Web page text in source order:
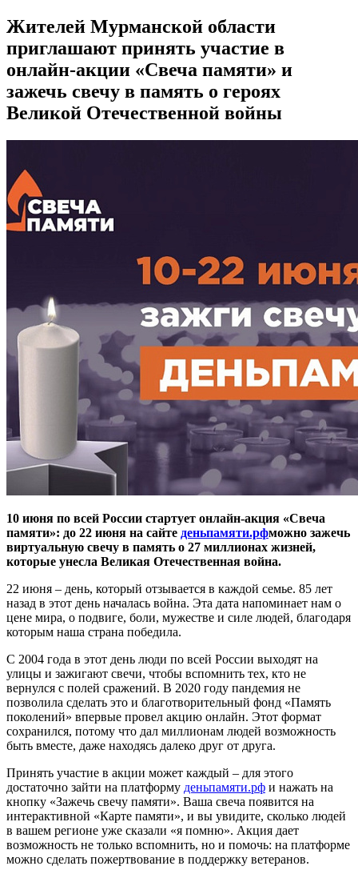
Жителей Мурманской области
приглашают принять участие в
онлайн-акции «Свеча памяти» и
зажечь свечу в память о героях
Великой Отечественной войны
10 июня по всей России стартует онлайн-акция «Свеча
памяти»: до 22 июня на сайте деньпамяти.рфможно зажечь
виртуальную свечу в память о 27 миллионах жизней,
которые унесла Великая Отечественная война.
22 июня – день, который отзывается в каждой семье. 85 лет
назад в этот день началась война. Эта дата напоминает нам о
цене мира, о подвиге, боли, мужестве и силе людей, благодаря
которым наша страна победила.
С 2004 года в этот день люди по всей России выходят на
улицы и зажигают свечи, чтобы вспомнить тех, кто не
вернулся с полей сражений. В 2020 году пандемия не
позволила сделать это и благотворительный фонд «Память
поколений» впервые провел акцию онлайн. Этот формат
сохранился, потому что дал миллионам людей возможность
быть вместе, даже находясь далеко друг от друга.
Принять участие в акции может каждый – для этого
достаточно зайти на платформу деньпамяти.рф и нажать на
кнопку «Зажечь свечу памяти». Ваша свеча появится на
интерактивной «Карте памяти», и вы увидите, сколько людей
в вашем регионе уже сказали «я помню». Акция дает
возможность не только вспомнить, но и помочь: на платформе
можно сделать пожертвование в поддержку ветеранов.